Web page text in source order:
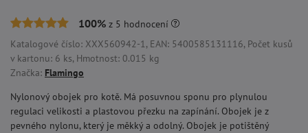
100% z 5 hodnocení
Katalogové číslo: XXX560942-1, EAN: 5400585131116, Počet kusů
v kartonu: 6 ks, Hmotnost: 0.015 kg
Značka: Flamingo
Nylonový obojek pro kotě. Má posuvnou sponu pro plynulou
regulaci velikosti a plastovou přezku na zapínání. Obojek je z
pevného nylonu, který je měkký a odolný. Obojek je potištěný